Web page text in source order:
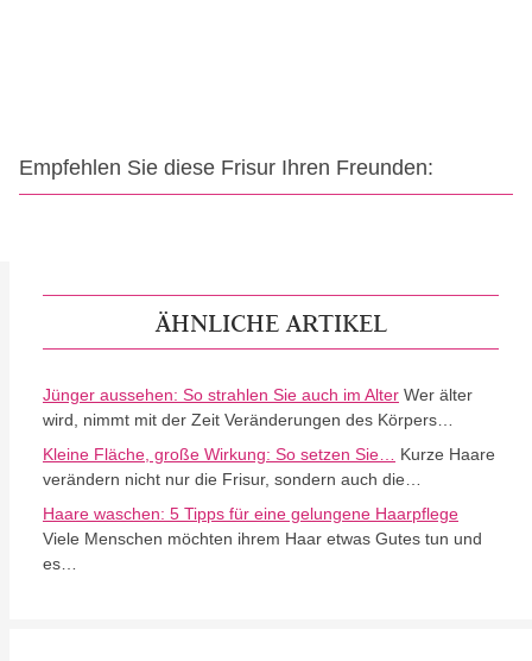
Empfehlen Sie diese Frisur Ihren Freunden:
ÄHNLICHE ARTIKEL
Jünger aussehen: So strahlen Sie auch im Alter Wer älter
wird, nimmt mit der Zeit Veränderungen des Körpers…
Kleine Fläche, große Wirkung: So setzen Sie…
Kurze Haare
verändern nicht nur die Frisur, sondern auch die…
Haare waschen: 5 Tipps für eine gelungene Haarpflege
Viele Menschen möchten ihrem Haar etwas Gutes tun und
es…